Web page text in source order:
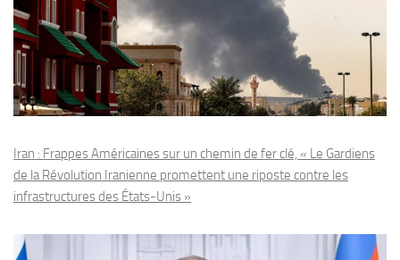
Iran : Frappes Américaines sur un chemin de fer clé, « Le Gardiens
de la Révolution Iranienne promettent une riposte contre les
infrastructures des États-Unis »